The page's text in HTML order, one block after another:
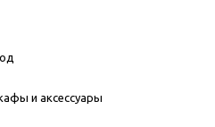
и аксессуары